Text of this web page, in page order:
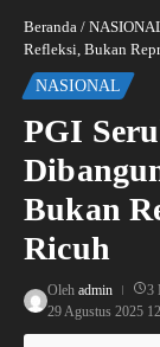
Beranda /
Refleksi, Bukan
NASIONAL
PGI
Bukan
Ricuh
Oleh admin 3
29 Agustus 2025